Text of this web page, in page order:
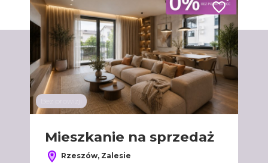
Dodaj do ulubionych Dodaj do
Mieszkanie na sprzedaż
Rzeszów, Zalesie